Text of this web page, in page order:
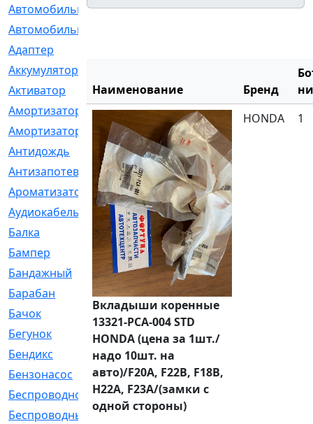
Автомобильное
[6]
Автомобильный
Адаптер
Аккумулятор
Активатор
[1]
Амортизатор
[608]
Амортизаторы
[21]
Антидождь
[1]
Антизапотеватель
[1]
Ароматизатор
[35]
Аудиокабель
[2]
Балка
[58]
Бампер
[137]
Бандажный
[6]
Барабан
[5]
Бачок
[40]
Бегунок
[21]
Бендикс
[26]
Бензонасос
[17]
Беспроводное
[2]
Беспроводные
[1]
Наименование Бренд
Вкладыши коренные
13321-PCA-004 STD
HONDA (цена за 1шт./
надо 10шт. на
авто)/F20A, F22B, F18B,
H22A, F23A/(замки с
одной стороны)
HONDA 1